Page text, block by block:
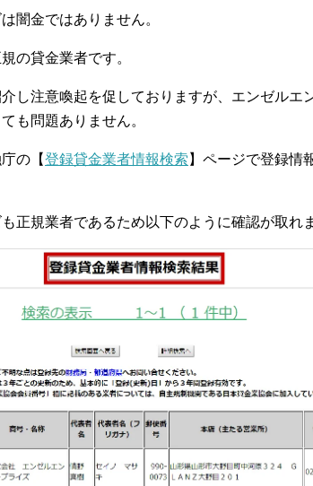
闇金ではありません。
の貸金業者です。
し注意喚起を促しておりますが、エンゼルエ
も問題ありません。
の【登録貸金業者情報検索 】ページで登録情
正規業者であるため以下のように確認が取れ